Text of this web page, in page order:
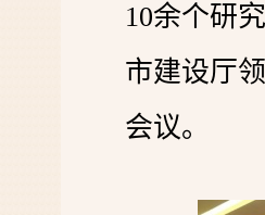
10余个研
市建设厅
会议。